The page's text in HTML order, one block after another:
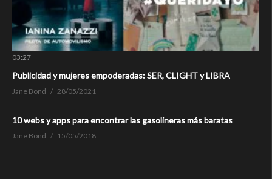
03:27
Publicidad y mujeres empoderadas: SER, CLIGHT y LIBRA
Jane Bond 28/05/2021
10 webs y apps para encontrar las gasolineras más baratas
Jane Bond 15/05/2018